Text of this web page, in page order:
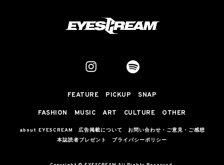
FEATURE PICKUP SNAP
FASHION MUSIC ART CULTURE OTHER
about EYESCREAM 広告掲載について
お問い合わせ・ご意見・ご感想
本誌読者プレゼント
プライバシーポリシー